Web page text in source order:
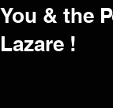
You & the
Lazare !